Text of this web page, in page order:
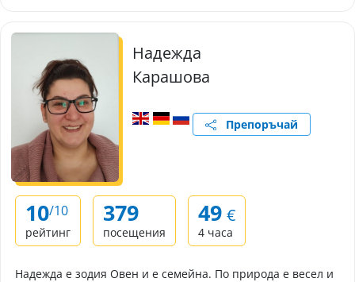
Надежда
Карашова
Препоръчай
10/10
рейтинг
379
посещения
49 €
4 часа
Надежда е зодия Овен и е семейна. По природа е весел и